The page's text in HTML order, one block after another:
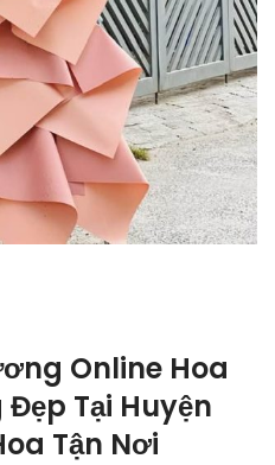
Online Hoa
Tại Huyện
Tận Nơi